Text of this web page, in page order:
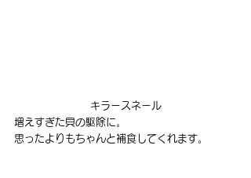
キラースネール
増えすぎた貝の駆除に。
思ったよりもちゃんと補食してくれます。